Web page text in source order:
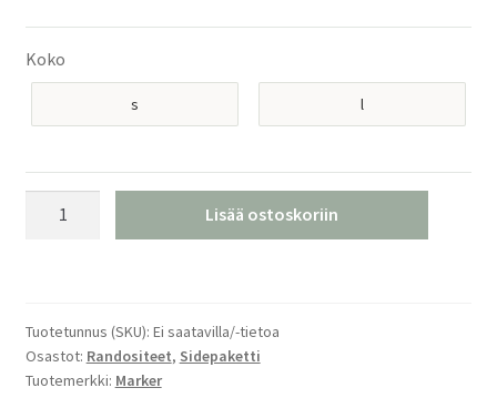
Koko
s l
määrä
Lisää ostoskoriin
Tuotetunnus (SKU): Ei saatavilla/-tietoa
Osastot: Randositeet, Sidepaketti
Tuotemerkki: Marker